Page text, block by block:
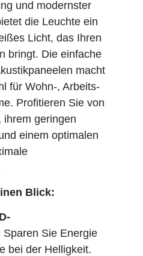
und modernster
die Leuchte ein
Licht, das Ihren
bringt. Die einfache
macht
für Wohn-, Arbeits-
Profitieren Sie von
ihrem geringen
einem optimalen
Blick:
Sparen Sie Energie
bei der Helligkeit.